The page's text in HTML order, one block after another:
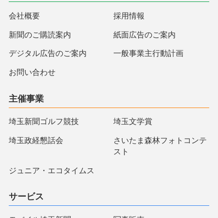
会社概要 採用情報
新聞のご購読案内 紙面広告のご案内
デジタル広告のご案内 一般事業主行動計画
お問い合わせ
主催事業
埼玉新聞ゴルフ競技 埼玉文学賞
埼玉政経懇話会
さいたま森林フォトコンテ
スト
ジュニア・エコタイムス
サービス